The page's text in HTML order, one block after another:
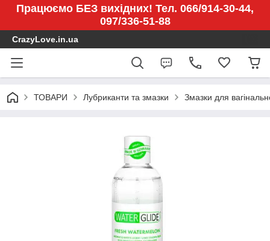
Працюємо БЕЗ вихідних! Тел. 066/914-30-44,
097/336-51-88
CrazyLove.in.ua
ТОВАРИ Лубриканти та змазки Змазки для